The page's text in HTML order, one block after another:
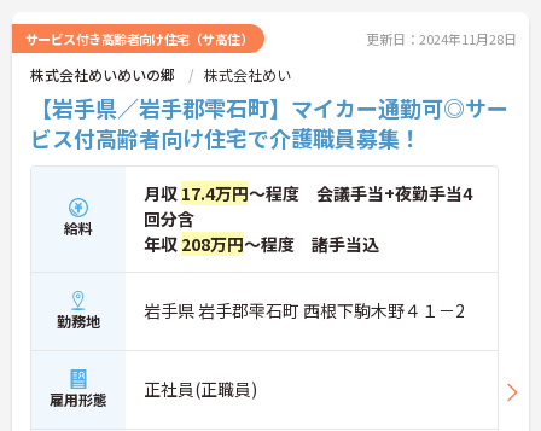
サービス付き高齢者向け住宅（サ高住） 更新日：2024年11月28日
株式会社めいめいの郷 株式会社めい
【岩手県／岩手郡雫石町】マイカー通勤可◎サー
ビス付高齢者向け住宅で介護職員募集！
給料
月収 17.4万円～程度 会議手当+夜勤手当4
回分含
年収 208万円～程度 諸手当込
勤務地 岩手県 岩手郡雫石町 西根下駒木野４１－2
雇用形態 正社員(正職員)